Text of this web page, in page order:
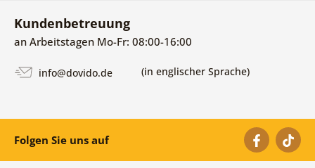
Kundenbetreuung
an Arbeitstagen Mo-Fr: 08:00-16:00
info@dovido.de (in englischer Sprache)
Folgen Sie uns auf